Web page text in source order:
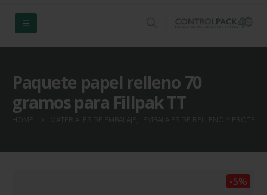
Paquete papel relleno 70
gramos para Fillpak TT
HOME MATERIALES DE EMBALAJE EMBALAJES DE RELLENO Y
-5%